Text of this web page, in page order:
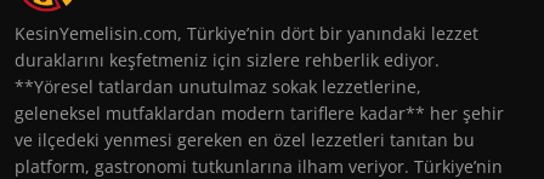
KesinYemelisin.com, Türkiye’nin dört bir yanındaki lezzet
duraklarını keşfetmeniz için sizlere rehberlik ediyor.
**Yöresel tatlardan unutulmaz sokak lezzetlerine,
geleneksel mutfaklardan modern tariflere kadar** her şehir
ve ilçedeki yenmesi gereken en özel lezzetleri tanıtan bu
platform, gastronomi tutkunlarına ilham veriyor. Türkiye’nin